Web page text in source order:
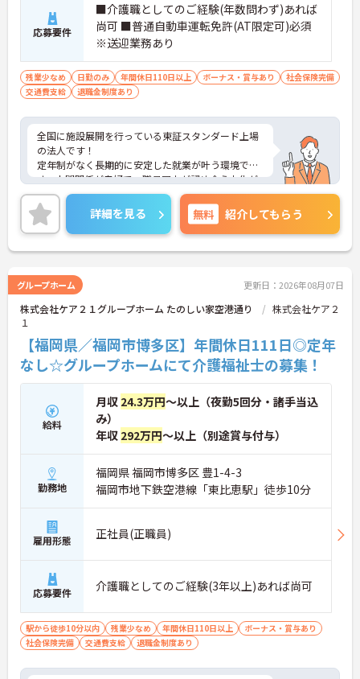
応募要件
■介護職としてのご経験(年数問わず)あれば
尚可 ■普通自動車運転免許(AT限定可)必須
※送迎業務あり
残業少なめ 日勤のみ 年間休日110日以上 ボーナス・賞与あり
社会保険完備
交通費支給
退職金制度あり
全国に施設展開を行っている東証スタンダード上場
の法人です！
定年制がなく長期的に安定した就業が叶う環境で
す。人間関係が良好で、職員同士が認め合う文化が
根付いています。
ご興味のある方には、面接対策ポイントなど、さら
に詳細をご案内しますのでお気軽にご相談くださ
い！
詳細を見る 無料 紹介してもらう
グループホーム 更新日：2026年08月07日
株式会社ケア２１グループホーム たのしい家空港通り
株式会社ケア２
１
【福岡県／福岡市博多区】年間休日111日◎定年
なし☆グループホームにて介護福祉士の募集！
給料
月収 24.3万円～以上（夜勤5回分・諸手当込
み）
年収 292万円～以上（別途賞与付与）
勤務地
福岡県 福岡市博多区 豊1-4-3
福岡市地下鉄空港線「東比恵駅」徒歩10分
雇用形態 正社員(正職員)
応募要件 介護職としてのご経験(3年以上)あれば尚可
駅から徒歩10分以内 残業少なめ 年間休日110日以上
ボーナス・賞与あり
社会保険完備
交通費支給 退職金制度あり